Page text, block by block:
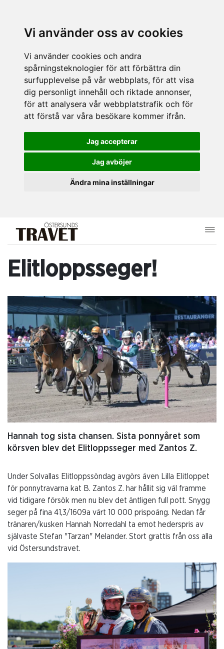
Vi använder oss av cookies
Vi använder cookies och andra
spårningsteknologier för att förbättra din
surfupplevelse på vår webbplats, för att visa
dig personligt innehåll och riktade annonser,
för att analysera vår webbplatstrafik och för
att förstå var våra besökare kommer ifrån.
Jag accepterar
Jag avböjer
Ändra mina inställningar
Elitloppsseger!
Hannah tog sista chansen. Sista ponnyåret som
körsven blev det Elitloppsseger med Zantos Z.
Under Solvallas Elitloppssöndag avgörs även Lilla Elitloppet
för ponnytravarna kat B. Zantos Z. har hållit sig väl framme
vid tidigare försök men nu blev det äntligen full pott. Snygg
seger på fina 41,3/1609a värt 10 000 prispoäng. Nedan får
tränaren/kusken Hannah Norredahl ta emot hederspris av
självaste Stefan "Tarzan" Melander. Stort grattis från oss alla
vid Östersundstravet.